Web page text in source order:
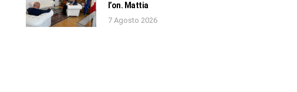
l’on. Mattia
7 Agosto 2026